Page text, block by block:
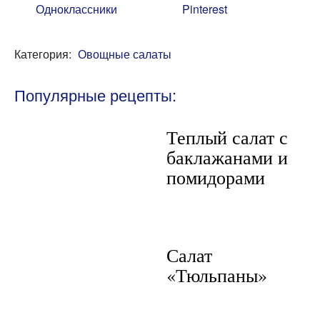
Одноклассники Pinterest
Категория: Овощные салаты
Популярные рецепты:
Теплый салат с
баклажанами и
помидорами
Салат
«Тюльпаны»